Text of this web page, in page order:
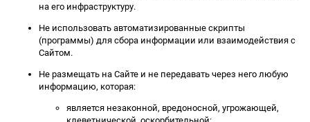
на его инфраструктуру.
Не использовать автоматизированные скрипты
(программы) для сбора информации или взаимодействия с
Сайтом.
Не размещать на Сайте и не передавать через него любую
информацию, которая:
является незаконной, вредоносной, угрожающей,